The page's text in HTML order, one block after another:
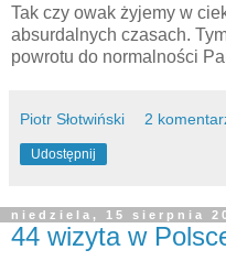
Tak czy owak żyjemy w
absurdalnych czasach.
powrotu do normalności
Piotr Słotwiński 2
Udostępnij
niedziela, 15 sierpnia
44 wizyta w